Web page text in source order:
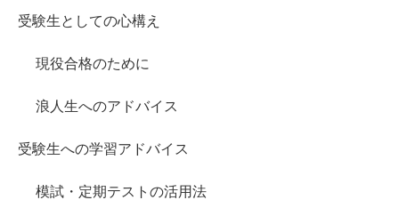
受験生としての心構え
現役合格のために
浪人生へのアドバイス
受験生への学習アドバイス
模試・定期テストの活用法